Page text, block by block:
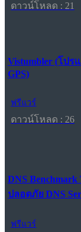
ดาวน์โหลด : 21
Vistumbler (โปร
GPS)
ฟรีแวร์
ดาวน์โหลด : 26
DNS
ปลอดภัย DNS
ฟรีแวร์